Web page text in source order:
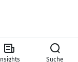
Insights Suche